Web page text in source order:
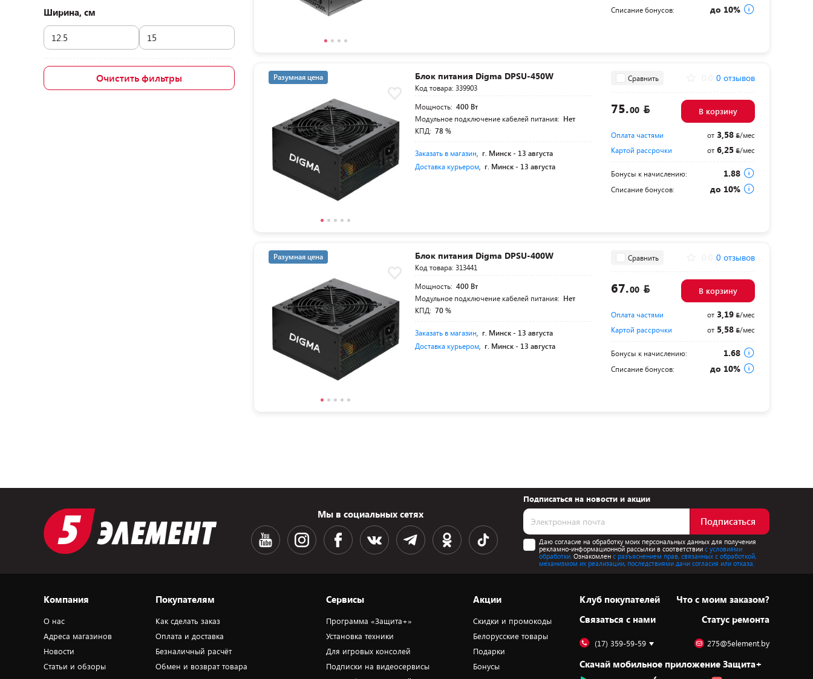
Ширина, см
Очистить фильтры
Списание бонусов: до 10%
Разумная цена Блок питания Digma DPSU-450W
Код товара: 339903
Мощность: 400 Вт
Модульное подключение кабелей питания: Нет
КПД: 78 %
Заказать в магазин г. Минск - 13 августа
Доставка курьером г. Минск - 13 августа
Сравнить 0 отзывов
75.00 В корзину
Оплата частями от3,58
/мес
Картой рассрочки
от6,25 /мес
Бонусы к начислению: 1.88
Списание бонусов: до 10%
Разумная цена Блок питания Digma DPSU-400W
Код товара: 313441
Мощность: 400 Вт
Модульное подключение кабелей питания: Нет
КПД: 70 %
Заказать в магазин г. Минск - 13 августа
Доставка курьером г. Минск - 13 августа
Сравнить 0 отзывов
67.00 В корзину
Оплата частями от3,19
/мес
Картой рассрочки
от5,58 /мес
Бонусы к начислению: 1.68
Списание бонусов: до 10%
Мы в социальных сетях
Подписаться на новости и акции
Подписаться
Даю согласие на обработку моих персональных данных для получения
рекламно-информационной рассылки в соответствиис условиями
обработки. Ознакомлен с разъяснением прав, связанных с обработкой,
механизмом их реализации, последствиями дачи согласия или отказа.
Компания
О нас
Адреса магазинов
Новости
Статьи и обзоры
Покупателям
Как сделать заказ
Оплата и доставка
Безналичный расчёт
Обмен и возврат товара
Сервисы
Программа «Защита+»
Установка техники
Для игровых консолей
Подписки на видеосервисы
Акции
Скидки и промокоды
Белорусские товары
Подарки
Бонусы
Клуб покупателей
Cвязаться с нами
Что с моим заказом?
Статус ремонта
(17) 359-59-59 275@5element.by
Скачай мобильное приложение Защита+